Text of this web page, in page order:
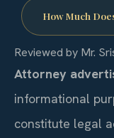
How Much
Reviewed by Mr.
Attorney
informational
constitute legal